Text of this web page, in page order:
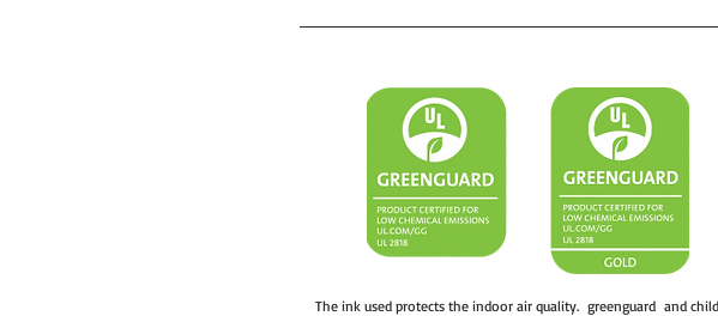
The ink used protects the indoor air quality. greenguard and